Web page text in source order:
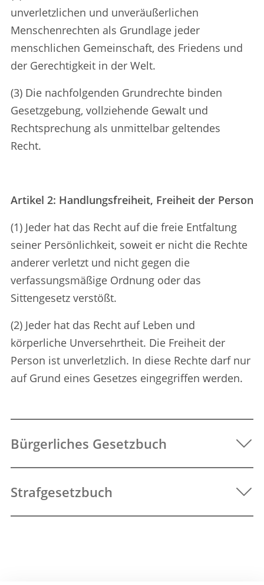
unverletzlichen und unveräußerlichen
Menschenrechten als Grundlage jeder
menschlichen Gemeinschaft, des Friedens und
der Gerechtigkeit in der Welt.
(3) Die nachfolgenden Grundrechte binden
Gesetzgebung, vollziehende Gewalt und
Rechtsprechung als unmittelbar geltendes
Recht.
Artikel 2: Handlungsfreiheit, Freiheit der Person
(1) Jeder hat das Recht auf die freie Entfaltung
seiner Persönlichkeit, soweit er nicht die Rechte
anderer verletzt und nicht gegen die
verfassungsmäßige Ordnung oder das
Sittengesetz verstößt.
(2) Jeder hat das Recht auf Leben und
körperliche Unversehrtheit. Die Freiheit der
Person ist unverletzlich. In diese Rechte darf nur
auf Grund eines Gesetzes eingegriffen werden.
Bürgerliches Gesetzbuch
Strafgesetzbuch